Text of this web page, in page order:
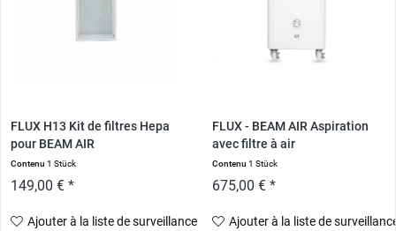
FLUX H13 Kit de filtres Hepa
pour BEAM AIR
Contenu1 Stück
149,00 € *
Ajouter à la liste de surveillance
FLUX - BEAM AIR Aspiration
avec filtre à air
Contenu 1 Stück
675,00 € *
Ajouter à la liste de